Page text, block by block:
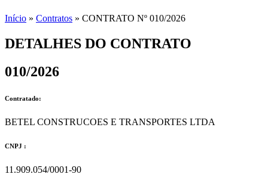
Início » Contratos » CONTRATO Nº 010/2026
DETALHES DO CONTRATO​
010/2026
Contratado:
BETEL CONSTRUCOES E TRANSPORTES LTDA
CNPJ :
11.909.054/0001-90